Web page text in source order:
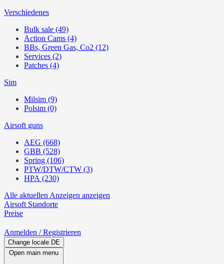
Verschiedenes
Bulk sale (49)
Action Cams (4)
BBs, Green Gas, Co2 (12)
Services (2)
Patches (4)
Sim
Milsim (9)
Polsim (0)
Airsoft guns
AEG (668)
GBB (528)
Spring (106)
PTW/DTW/CTW (3)
HPA (230)
Alle aktuellen Anzeigen anzeigen
Airsoft Standorte
Preise
Anmelden / Registrieren
Change locale DE
Open main menu